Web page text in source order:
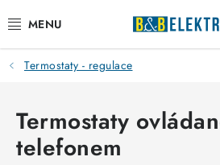
na
obsah
Reklamace / Vrácení zboží
Blog
Kontakty
Termostaty - regulace
Termostaty
telefonem